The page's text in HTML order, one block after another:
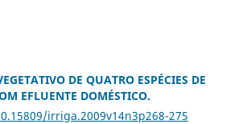
DE QUATRO ESPÉCIES DE
EFLUENTE DOMÉSTICO.
irriga.2009v14n3p268-275